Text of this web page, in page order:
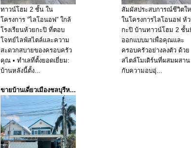
ทาวน์โฮม 2 ชั้น ใน
โครงการ “ไลโอนอฟ” ใกล้
โรงเรียนห้วยกะปิ ที่ตอบ
โจทย์ไลฟ์สไตล์และความ
สะดวกสบายของครอบครัว
คุณ • ทำเลที่ตั้งยอดเยี่ยม:
บ้านหลังนี้ตั้ง...
สัมผัสประสบการณ์ชีวิตใ
ในโครงการไลโอนอฟ ห้
กะปิ บ้านทาวน์โฮม 2 ชั้น
ออกแบบมาเพื่อคุณและ
ครอบครัวอย่างลงตัว ด้วย
สไตล์โมเดิร์นที่ผสมผสาน
กับความอบอุ่...
ขายบ้านเดี่ยวเมืองชลบุรีห...